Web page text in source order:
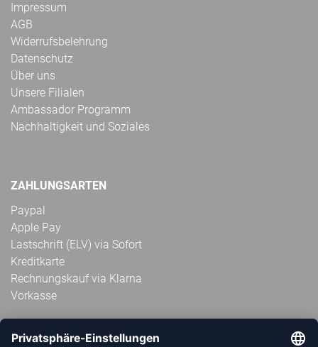
Impressum
AGB
Widerrufsbelehrung
Datenschutz
Über uns
Unsere Filialen
Ambassador Programm
Nachhaltigkeit und Soziales
ZAHLUNGSARTEN
Paypal
Apple Pay
Lastschrift (ELV) via Sofort
Kreditkarte
Rechnungskauf via Klarna
Vorkasse
ABONNIERE JETZT DEN KOSTENLOSEN